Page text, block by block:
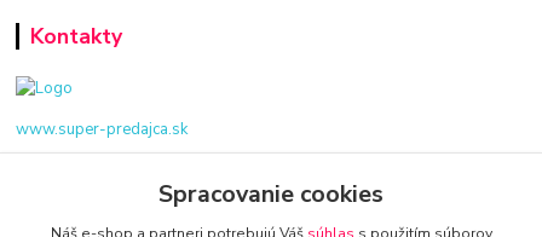
Kontakty
www.super-predajca.sk
Spracovanie cookies